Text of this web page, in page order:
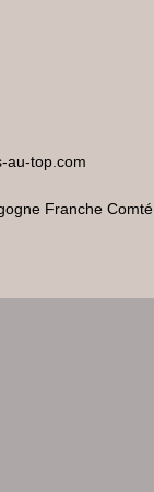
au-top.com
Franche Comté